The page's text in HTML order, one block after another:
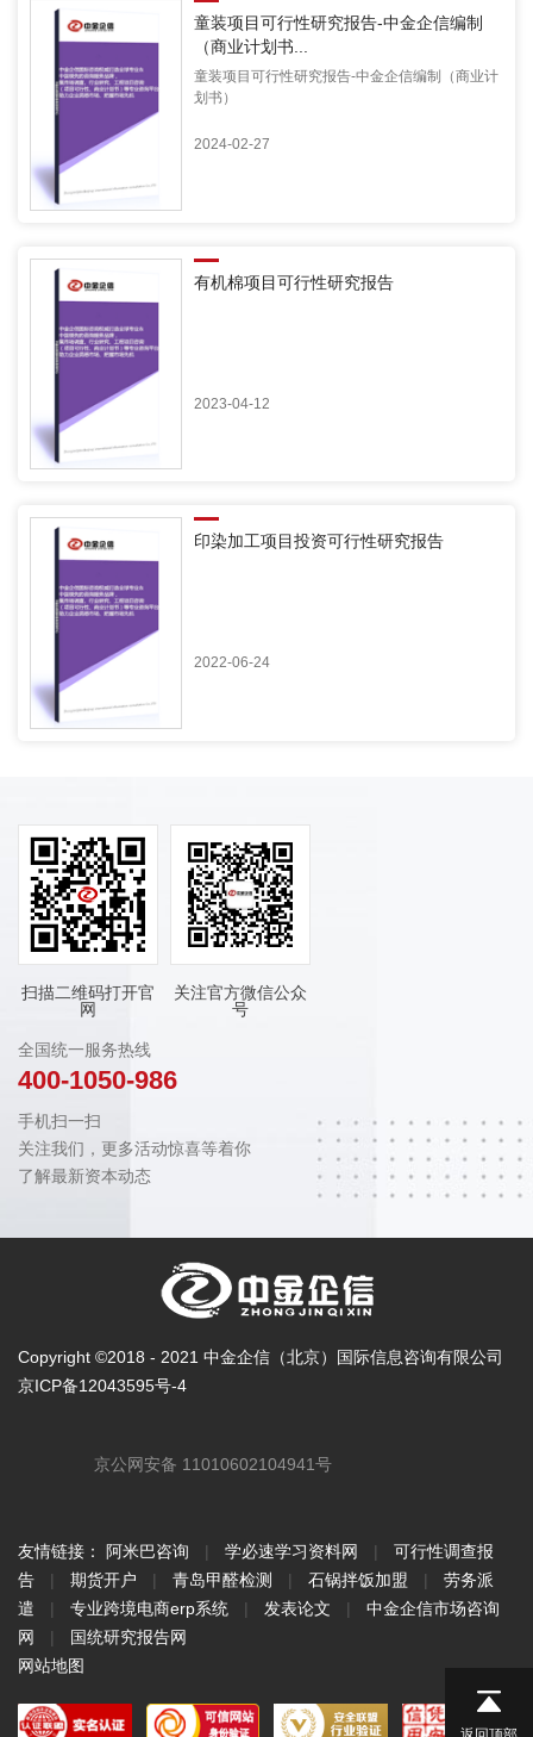
童装项目可行性研究报告-中金企信编制
（商业计划书...
童装项目可行性研究报告-中金企信编制（商业计
划书）
2024-02-27
有机棉项目可行性研究报告
2023-04-12
印染加工项目投资可行性研究报告
2022-06-24
扫描二维码打开官
网
关注官方微信公众
号
全国统一服务热线
400-1050-986
手机扫一扫
关注我们，更多活动惊喜等着你
了解最新资本动态
Copyright ©2018 - 2021 中金企信（北京）国际信息咨询有限公司
京ICP备12043595号-4
京公网安备 11010602104941号
友情链接： 阿米巴咨询 | 学必速学习资料网 |
可行性调查报
告
| 期货开户 | 青岛甲醛检测 | 石锅拌饭加盟 |
劳务派
遣
| 专业跨境电商erp系统 | 发表论文 |
中金企信市场咨询
网
|
国统研究报告网
网站地图